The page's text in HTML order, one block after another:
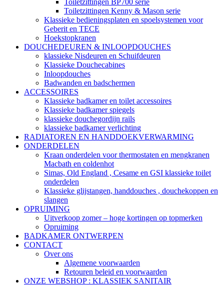
Toiletzittingen BP700 serie
Toiletzittingen Kenny & Mason serie
Klassieke bedieningsplaten en spoelsystemen voor
Geberit en TECE
Hoekstopkranen
DOUCHEDEUREN & INLOOPDOUCHES
klassieke Nisdeuren en Schuifdeuren
Klassieke Douchecabines
Inloopdouches
Badwanden en badschermen
ACCESSOIRES
Klassieke badkamer en toilet accessoires
Klassieke badkamer spiegels
klassieke douchegordijn rails
klassieke badkamer verlichting
RADIATOREN EN HANDDOEKVERWARMING
ONDERDELEN
Kraan onderdelen voor thermostaten en mengkranen
Macbath en coldenhot
Simas, Old England , Cesame en GSI klassieke toilet
onderdelen
Klassieke glijstangen, handdouches , douchekoppen en
slangen
OPRUIMING
Uitverkoop zomer – hoge kortingen op topmerken
Opruiming
BADKAMER ONTWERPEN
CONTACT
Over ons
Algemene voorwaarden
Retouren beleid en voorwaarden
ONZE WEBSHOP : KLASSIEK SANITAIR